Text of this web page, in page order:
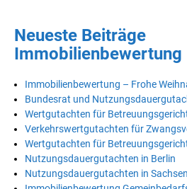
Neueste Beiträge
Immobilienbewertung
Immobilienbewertung – Frohe
Bundesrat und
Wertgutachten für
Verkehrswertgutachten für
Wertgutachten für
Nutzungsdauergutachten in Berlin
Nutzungsdauergutachten in Sachsen